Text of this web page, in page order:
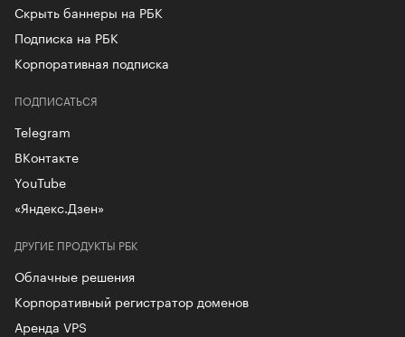
Скрыть баннеры на РБК
Подписка на РБК
Корпоративная подписка
ДРУГИЕ ПРОДУКТЫ РБК
Облачные решения
Корпоративный регистратор доменов
Аренда VPS
ПОДПИСАТЬСЯ
Telegram
ВКонтакте
YouTube
«Яндекс.Дзен»